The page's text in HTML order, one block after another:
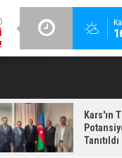
BAKAN
Kars'ın
Tanıtıldı